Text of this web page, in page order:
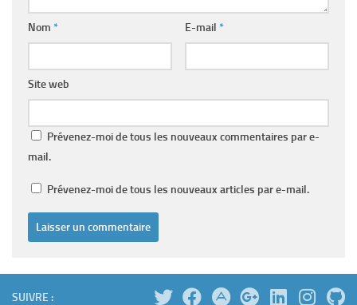
Nom * E-mail *
Site web
Prévenez-moi de tous les nouveaux commentaires par e-
mail.
Prévenez-moi de tous les nouveaux articles par e-mail.
SUIVRE :